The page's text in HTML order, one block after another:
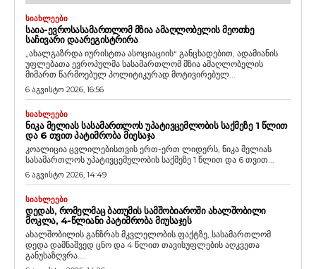
ᲡᲘᲐᲮᲚᲔᲔᲑᲘ
ᲡᲐᲘᲐ-ᲔᲕᲠᲝᲡᲐᲡᲐᲛᲐᲠᲗᲚᲝᲛ ᲛᲖᲘᲐ ᲐᲛᲐᲦᲚᲝᲑᲔᲚᲘᲡ ᲛᲔᲝᲗᲮᲔ
ᲡᲐᲩᲘᲕᲐᲠᲘ ᲓᲐᲐᲠᲔᲒᲘᲡᲢᲠᲘᲠᲐ
„ახალგაზრდა იურისტთა ასოციაციის“ განცხადებით, ადამიანის
უფლებათა ევროპულმა სასამართლომ მზია ამაღლობელის
მიმართ წარმოებულ პოლიტიკურად მოტივირებულ...
6 აგვისტო 2026, 16:56
ᲡᲘᲐᲮᲚᲔᲔᲑᲘ
ᲜᲘᲙᲐ ᲛᲔᲚᲘᲐᲡ ᲡᲐᲡᲐᲛᲐᲠᲗᲚᲝᲡ ᲣᲞᲐᲢᲘᲕᲪᲔᲛᲚᲝᲑᲘᲡ ᲡᲐᲥᲛᲔᲖᲔ 1 ᲬᲚᲘᲗ
ᲓᲐ 6 ᲗᲕᲘᲗ ᲞᲐᲢᲘᲛᲠᲝᲑᲐ ᲛᲘᲔᲡᲐᲯᲐ
კოალიცია ცვლილებისთვის ერთ-ერთ ლიდერს, ნიკა მელიას
სასამართლოს უპატივცემულობის საქმეზე 1 წლით და 6 თვით...
6 აგვისტო 2026, 14:49
ᲡᲘᲐᲮᲚᲔᲔᲑᲘ
ᲓᲔᲓᲐᲡ, ᲠᲝᲛᲔᲚᲛᲐᲪ ᲑᲐᲗᲣᲛᲘᲡ ᲡᲐᲛᲨᲝᲑᲘᲐᲠᲝᲨᲘ ᲐᲮᲐᲚᲨᲝᲑᲘᲚᲘ
ᲛᲝᲙᲚᲐ, 4-ᲬᲚᲘᲐᲜᲘ ᲞᲐᲢᲘᲛᲠᲝᲑᲐ ᲛᲘᲣᲡᲐᲯᲔᲡ
ახალშობილის განზრახ მკვლელობის ფაქტზე, სასამართლომ
დედა დამნაშვედ ცნო და 4 წლით თავისუფლების აღკვეთა
განუსაზღვრა....